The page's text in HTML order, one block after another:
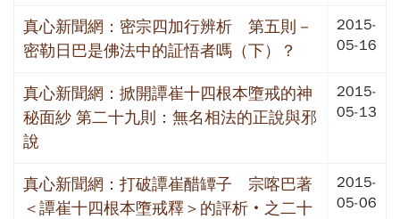
真心新聞網：密宗四加行辨析 第五則－
密勒日巴是佛法中的証悟者嗎（下）？
2015-
05-16
真心新聞網：掀開譚崔十四根本墮戒的神
秘面紗 第二十九則：無名相法的正說與邪
說
2015-
05-13
真心新聞網：打破譚崔醋罈子 宗喀巴著
＜譚崔十四根本墮戒釋＞的評析‧之二十
2015-
05-06